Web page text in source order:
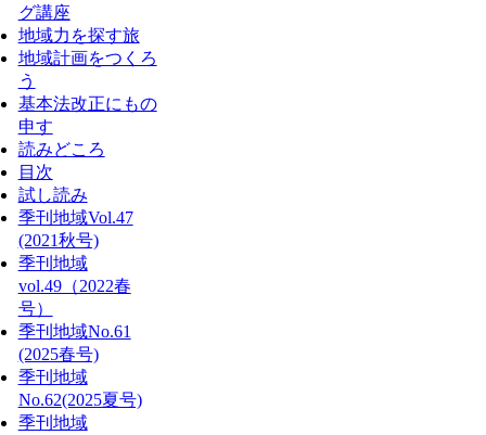
グ講座
地域力を探す旅
地域計画をつくろ
う
基本法改正にもの
申す
読みどころ
目次
試し読み
季刊地域Vol.47
(2021秋号)
季刊地域
vol.49（2022春
号）
季刊地域No.61
(2025春号)
季刊地域
No.62(2025夏号)
季刊地域